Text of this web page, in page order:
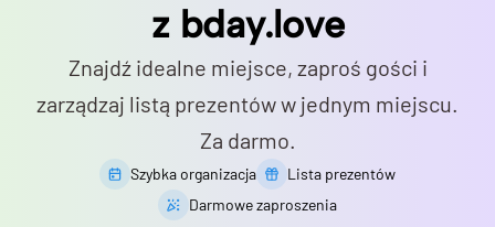
z bday.love
Znajdź idealne miejsce, zaproś gości i
zarządzaj listą prezentów w jednym miejscu.
Za darmo.
Szybka organizacja
Lista prezentów
Darmowe zaproszenia